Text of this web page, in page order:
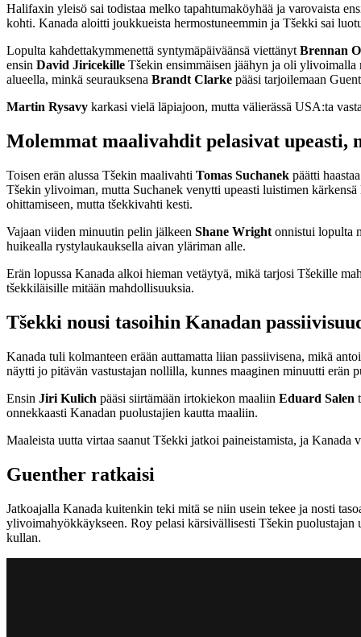
Halifaxin yleisö sai todistaa melko tapahtumaköyhää ja varovaista
kohti. Kanada aloitti joukkueista hermostuneemmin ja Tšekki sai
Lopulta kahdettakymmenettä syntymäpäiväänsä viettänyt Brennan
ensin David Jiricekille Tšekin ensimmäisen jäähyn ja oli ylivoimalla
alueella, minkä seurauksena Brandt Clarke pääsi tarjoilemaan
Martin Rysavy karkasi vielä läpiajoon, mutta välierässä USA:ta
Molemmat maalivahdit pelasivat
Toisen erän alussa Tšekin maalivahti Tomas Suchanek päätti
Tšekin ylivoiman, mutta Suchanek venytti upeasti luistimen
ohittamiseen, mutta tšekkivahti kesti.
Vajaan viiden minuutin pelin jälkeen Shane Wright onnistui lopulta
huikealla rystylaukauksella aivan yläriman alle.
Erän lopussa Kanada alkoi hieman vetäytyä, mikä tarjosi Tšekille
tšekkiläisille mitään mahdollisuuksia.
Tšekki nousi tasoihin Kanadan
Kanada tuli kolmanteen erään auttamatta liian passiivisena, mikä
näytti jo pitävän vastustajan nollilla, kunnes maaginen minuutti erän
Ensin Jiri Kulich pääsi siirtämään irtokiekon maaliin Eduard Salen
onnekkaasti Kanadan puolustajien kautta maaliin.
Maaleista uutta virtaa saanut Tšekki jatkoi paineistamista, ja Kanada
Guenther ratkaisi
Jatkoajalla Kanada kuitenkin teki mitä se niin usein tekee ja nosti
ylivoimahyökkäykseen. Roy pelasi kärsivällisesti Tšekin
kullan.